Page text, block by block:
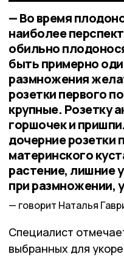
— Во время
наиболее
обильно
быть примерно
размножения
розетки первого
крупные. Розетку
горшочек и
дочерние розетки
материнского
растение, лишние
при размножении,
говорит Наталья
Специалист
выбранных для